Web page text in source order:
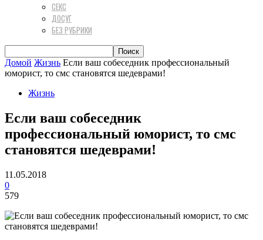
СЕКС
ДОСУГ
БЕЗ РУБРИКИ
Домой Жизнь Если ваш собеседник профессиональный
юморист, то смс становятся шедеврами!
Жизнь
Если ваш собеседник
профессиональный юморист, то смс
становятся шедеврами!
11.05.2018
0
579